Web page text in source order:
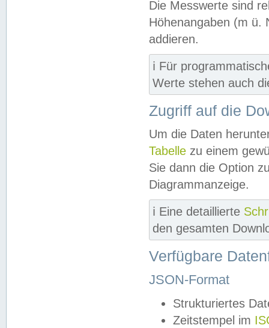
Die Messwerte sind
Höhenangaben (m ü.
addieren.
ℹ️ Für
Werte stehen auch
Zugriff auf die
Um die Daten
Tabelle zu einem
Sie dann die Option
Diagrammanzeige.
ℹ️ Eine detaillierte
den gesamten
Verfügbare
JSON-Format
Strukturiertes
Zeitstempel im